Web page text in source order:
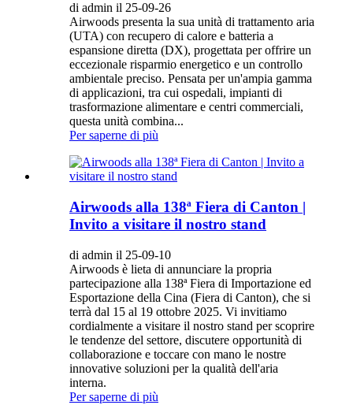
di admin il 25-09-26
Airwoods presenta la sua unità di trattamento aria
(UTA) con recupero di calore e batteria a
espansione diretta (DX), progettata per offrire un
eccezionale risparmio energetico e un controllo
ambientale preciso. Pensata per un'ampia gamma
di applicazioni, tra cui ospedali, impianti di
trasformazione alimentare e centri commerciali,
questa unità combina...
Per saperne di più
Airwoods alla 138ª Fiera di Canton |
Invito a visitare il nostro stand
di admin il 25-09-10
Airwoods è lieta di annunciare la propria
partecipazione alla 138ª Fiera di Importazione ed
Esportazione della Cina (Fiera di Canton), che si
terrà dal 15 al 19 ottobre 2025. Vi invitiamo
cordialmente a visitare il nostro stand per scoprire
le tendenze del settore, discutere opportunità di
collaborazione e toccare con mano le nostre
innovative soluzioni per la qualità dell'aria
interna.
Per saperne di più